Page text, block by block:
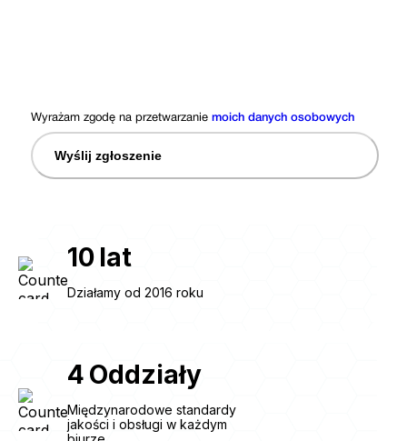
Wyrażam zgodę na przetwarzanie moich danych osobowych
Wyślij zgłoszenie
10 lat
Działamy od 2016 roku
4 Oddziały
Międzynarodowe standardy
jakości i obsługi w każdym